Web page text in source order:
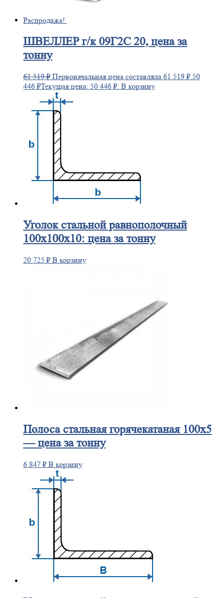
Распродажа!
ШВЕЛЛЕРг/к 09Г2С 20, цена за
тонну
61 519₽ Первоначальная цена составляла 61 519 ₽.50
446 ₽Текущая цена: 50 446 ₽. В корзину
Уголокстальной равнополочный
100х100х10: цена за тонну
20 725 ₽ В корзину
Полосастальная горячекатаная 100х5
— цена за тонну
6 847 ₽ В корзину